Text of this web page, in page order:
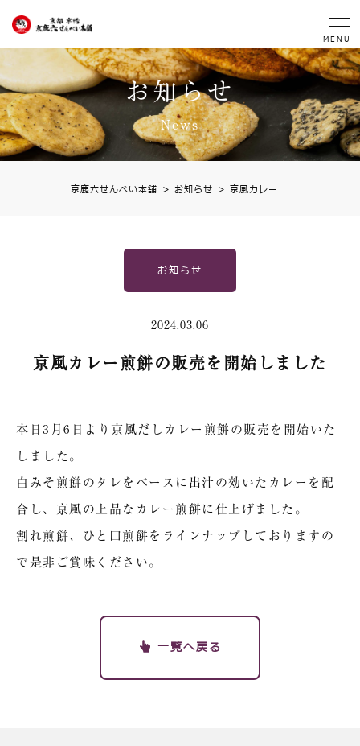
MENU
お知らせ
News
京鹿六せんべい本舗 > お知らせ > 京風カレー...
お知らせ
2024.03.06
京風カレー煎餅の販売を開始しました
本日3月6日より京風だしカレー煎餅の販売を開始いた
しました。
白みそ煎餅のタレをベースに出汁の効いたカレーを配
合し、京風の上品なカレー煎餅に仕上げました。
割れ煎餅、ひと口煎餅をラインナップしておりますの
で是非ご賞味ください。
一覧へ戻る